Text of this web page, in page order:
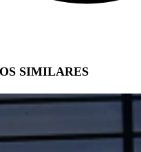
SIMILARES